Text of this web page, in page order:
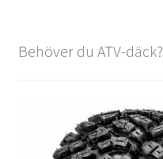
Behöver du ATV-däck?